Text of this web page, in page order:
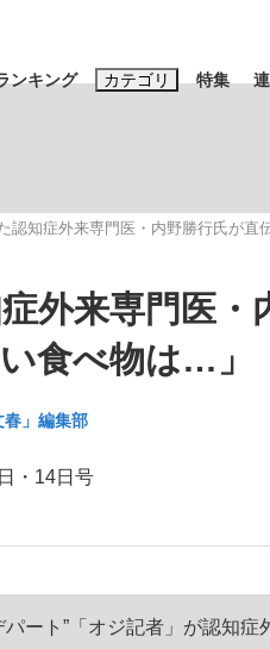
ンキング カテゴリ 特集
おすすめのキーワードタグ
#藤田晋 #三山凌輝 #高市早
#玉木雄一郎
#池上彰
認知症外来専門医・内野勝行氏が直
外来専門医・
食べ物は…」
春」編集部
・14日号
パート”「オジ記者」が認知